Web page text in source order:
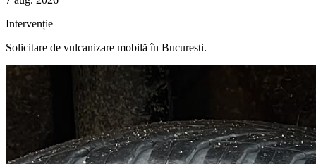
Intervenție
Solicitare de vulcanizare mobilă în Bucuresti.